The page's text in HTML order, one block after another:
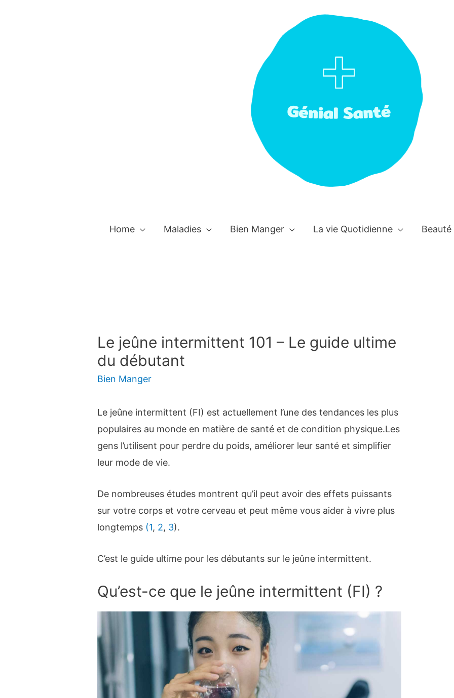
Home Maladies Bien Manger La vie Quotidienne Beauté
Le jeûne intermittent 101 – Le guide ultime
du débutant
Bien Manger
Le jeûne intermittent (FI) est actuellement l’une des tendances les plus
populaires au monde en matière de santé et de condition physique.Les
gens l’utilisent pour perdre du poids, améliorer leur santé et simplifier
leur mode de vie.
De nombreuses études montrent qu’il peut avoir des effets puissants
sur votre corps et votre cerveau et peut même vous aider à vivre plus
longtemps (1, 2, 3).
C’est le guide ultime pour les débutants sur le jeûne intermittent.
Qu’est-ce que le jeûne intermittent (FI) ?